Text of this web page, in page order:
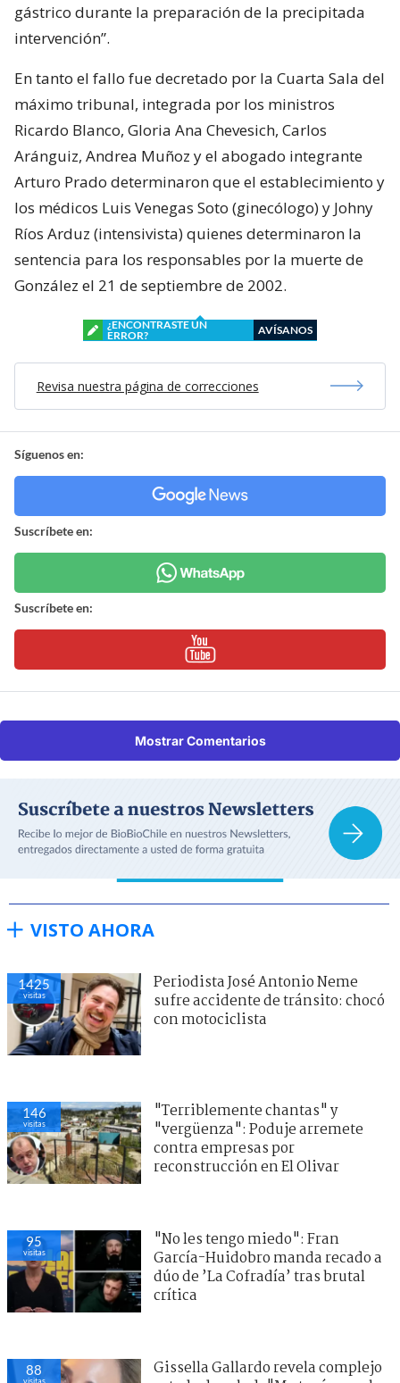
gástrico durante la preparación de la precipitada
intervención”.
En tanto el fallo fue decretado por la Cuarta Sala del
máximo tribunal, integrada por los ministros
Ricardo Blanco, Gloria Ana Chevesich, Carlos
Aránguiz, Andrea Muñoz y el abogado integrante
Arturo Prado determinaron que el establecimiento y
los médicos Luis Venegas Soto (ginecólogo) y Johny
Ríos Arduz (intensivista) quienes determinaron la
sentencia para los responsables por la muerte de
González el 21 de septiembre de 2002.
¿ENCONTRASTE UN
ERROR?
AVÍSANOS
Revisa nuestra página de correcciones
Síguenos en:
Suscríbete en:
Suscríbete en:
Mostrar Comentarios
VISTO AHORA
1425
visitas
Periodista José Antonio Neme
sufre accidente de tránsito: chocó
con motociclista
146
visitas
"Terriblemente chantas" y
"vergüenza": Poduje arremete
contra empresas por
reconstrucción en El Olivar
95
visitas
"No les tengo miedo": Fran
García-Huidobro manda recado a
dúo de ’La Cofradía’ tras brutal
crítica
88
visitas
Gissella Gallardo revela complejo